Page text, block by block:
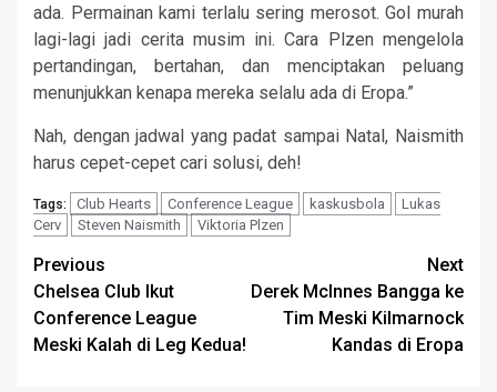
ada. Permainan kami terlalu sering merosot. Gol murah
lagi-lagi jadi cerita musim ini. Cara Plzen mengelola
pertandingan, bertahan, dan menciptakan peluang
menunjukkan kenapa mereka selalu ada di Eropa.”
Nah, dengan jadwal yang padat sampai Natal, Naismith
harus cepet-cepet cari solusi, deh!
Tags: Club Hearts Conference League kaskusbola
Lukas
Cerv
Steven Naismith Viktoria Plzen
Continue
Reading
Previous
Chelsea Club Ikut
Conference League
Meski Kalah di Leg Kedua!
Next
Derek McInnes Bangga ke
Tim Meski Kilmarnock
Kandas di Eropa